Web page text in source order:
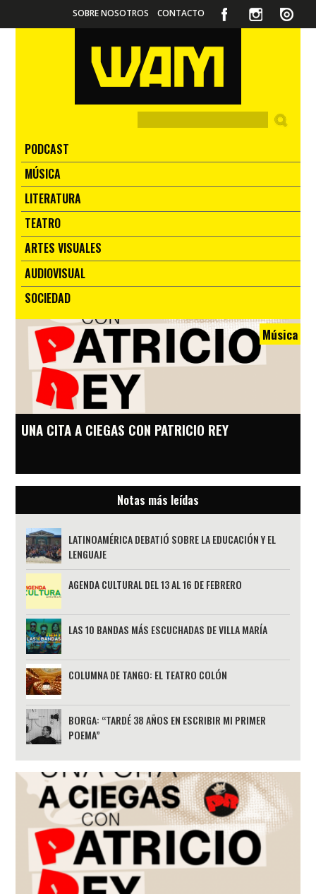
SOBRE NOSOTROS CONTACTO
PODCAST
MÚSICA
LITERATURA
TEATRO
ARTES VISUALES
AUDIOVISUAL
SOCIEDAD
Música
UNA CITA A CIEGAS CON PATRICIO REY
Notas más leídas
LATINOAMÉRICA DEBATIÓ SOBRE LA EDUCACIÓN Y EL
LENGUAJE
AGENDA CULTURAL DEL 13 AL 16 DE FEBRERO
LAS 10 BANDAS MÁS ESCUCHADAS DE VILLA MARÍA
COLUMNA DE TANGO: EL TEATRO COLÓN
BORGA: “TARDÉ 38 AÑOS EN ESCRIBIR MI PRIMER
POEMA”